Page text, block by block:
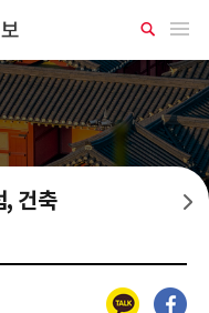
메뉴 열기
상
세
검
색
, 건축 조선사람 혈청학
카카오톡 페이스북